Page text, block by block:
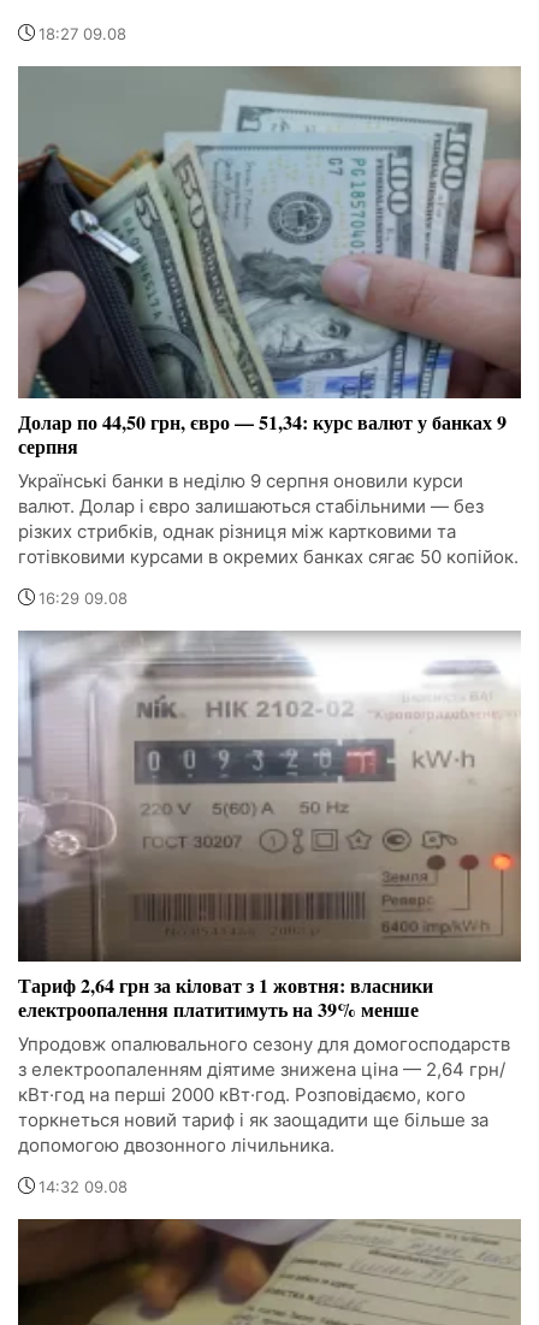
18:27 09.08
Долар по 44,50 грн, євро — 51,34: курс валют у банках 9
серпня
Українські банки в неділю 9 серпня оновили курси
валют. Долар і євро залишаються стабільними — без
різких стрибків, однак різниця між картковими та
готівковими курсами в окремих банках сягає 50 копійок.
16:29 09.08
Тариф 2,64 грн за кіловат з 1 жовтня: власники
електроопалення платитимуть на 39% менше
Упродовж опалювального сезону для домогосподарств
з електроопаленням діятиме знижена ціна — 2,64 грн/
кВт·год на перші 2000 кВт·год. Розповідаємо, кого
торкнеться новий тариф і як заощадити ще більше за
допомогою двозонного лічильника.
14:32 09.08